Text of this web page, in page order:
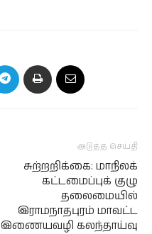
அடுத்த செய்தி
சுற்றறிக்கை: மாநிலக்
கட்டமைப்புக் குழு
தலைமையில்
இராமநாதபுரம் மாவட்ட
இணையவழி கலந்தாய்வு